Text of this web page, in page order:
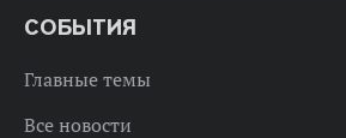
СОБЫТИЯ
Главные темы
Все новости